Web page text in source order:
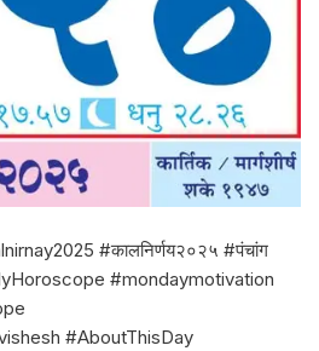
#कालनिर्णय२०२५ #पंचांग
#mondaymotivation
#AboutThisDay